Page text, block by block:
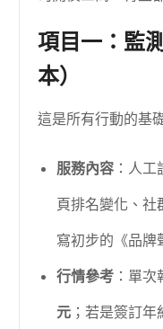
項目一：監
本）
這是所有行動的基
服務內容 ：人
頁排名變化、社
寫初步的《品牌
行情參考 ：單
元 ；若是簽訂